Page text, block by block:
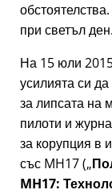
при светъл ден.
На 15 юли
усилията си
за липсата на
пилоти и
за корупция в
със MH17(
MH17: